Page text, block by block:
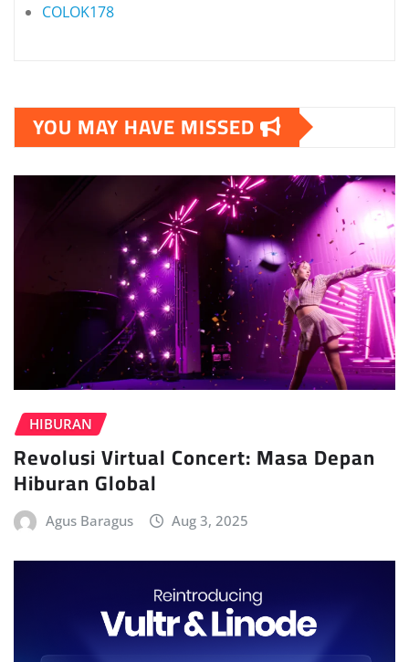
COLOK178
YOU MAY HAVE MISSED
HIBURAN
Revolusi Virtual Concert: Masa Depan
Hiburan Global
Agus Baragus Aug 3, 2025